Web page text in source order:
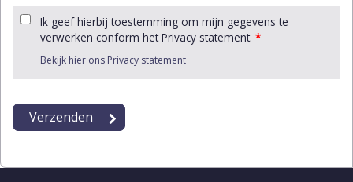
Ik geef hierbij toestemming om mijn gegevens te
verwerken conform het Privacy statement. *
Bekijk hier ons Privacy statement